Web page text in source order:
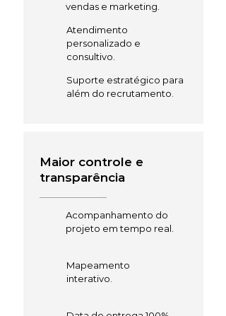
vendas e marketing.
Atendimento
personalizado e
consultivo.
Suporte estratégico para
além do recrutamento.
Maior controle e
transparência
Acompanhamento do
projeto em tempo real.
Mapeamento
interativo.